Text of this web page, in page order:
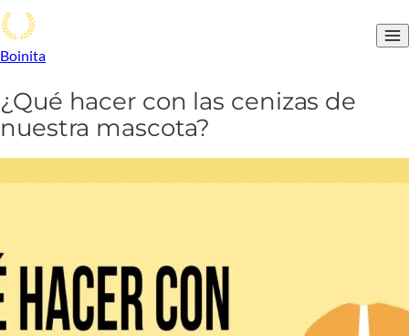
Boinita
¿Qué hacer con las cenizas de
nuestra mascota?